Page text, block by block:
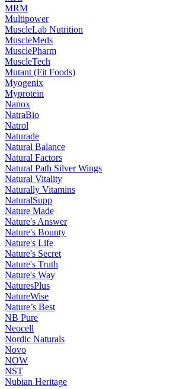
MRM
Multipower
MuscleLab Nutrition
MuscleMeds
MusclePharm
MuscleTech
Mutant (Fit Foods)
Myogenix
Myprotein
Nanox
NatraBio
Natrol
Naturade
Natural Balance
Natural Factors
Natural Path Silver Wings
Natural Vitality
Naturally Vitamins
NaturalSupp
Nature Made
Nature's Answer
Nature's Bounty
Nature's Life
Nature's Secret
Nature's Truth
Nature's Way
NaturesPlus
NatureWise
Nature’s Best
NB Pure
Neocell
Nordic Naturals
Novo
NOW
NST
Nubian Heritage